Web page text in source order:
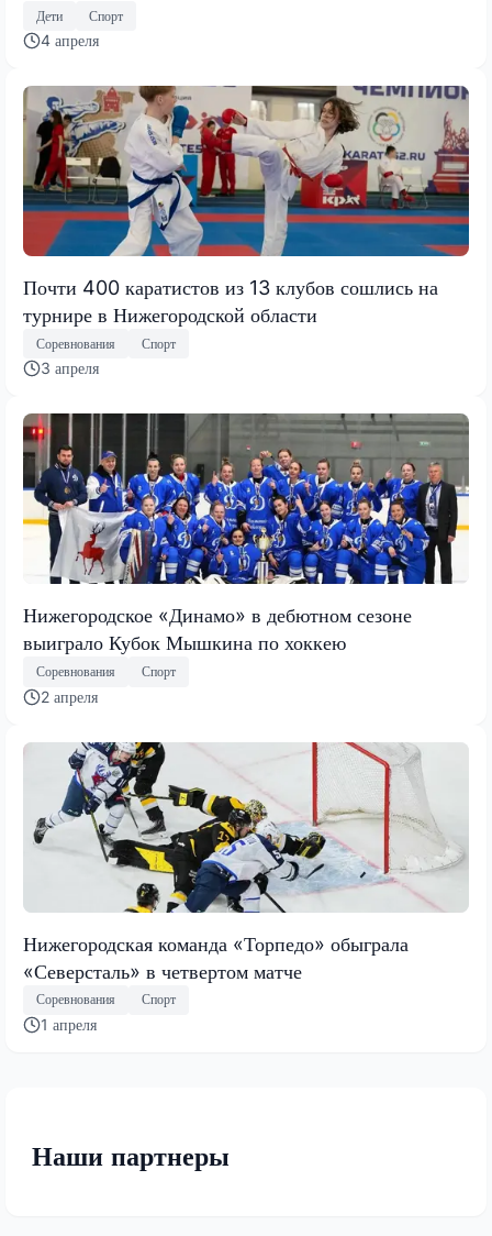
Дети Спорт
4 апреля
Почти 400 каратистов из 13 клубов сошлись на
турнире в Нижегородской области
Соревнования Спорт
3 апреля
Нижегородское «Динамо» в дебютном сезоне
выиграло Кубок Мышкина по хоккею
Соревнования Спорт
2 апреля
Нижегородская команда «Торпедо» обыграла
«Северсталь» в четвертом матче
Соревнования Спорт
1 апреля
Наши партнеры